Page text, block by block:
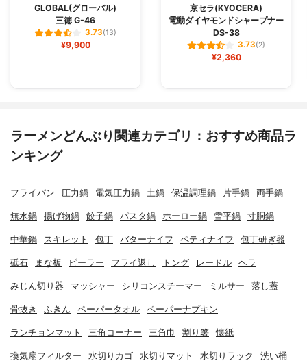
GLOBAL(グローバル)
三徳 G-46
3.73(13)
¥9,900
京セラ(KYOCERA)
電動ダイヤモンドシャープナー
DS-38
3.73(2)
¥2,360
ラーメンどんぶり関連カテゴリ：おすすめ商品ラ
ンキング
フライパン 圧力鍋 電気圧力鍋 土鍋 保温調理鍋 片手鍋 両手鍋
無水鍋 揚げ物鍋 餃子鍋 パスタ鍋 ホーロー鍋 雪平鍋 寸胴鍋
中華鍋 スキレット 包丁 バターナイフ ペティナイフ 包丁研ぎ器
砥石 まな板 ピーラー フライ返し トング レードル ヘラ
みじん切り器 マッシャー シリコンスチーマー ミルサー 落し蓋
骨抜き ふきん ペーパータオル ペーパーナプキン
ランチョンマット 三角コーナー 三角巾 割り箸 懐紙
換気扇フィルター 水切りカゴ 水切りマット 水切りラック 洗い桶